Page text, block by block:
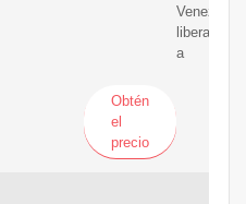
Venezuela
libera
a
Obtén
el
precio